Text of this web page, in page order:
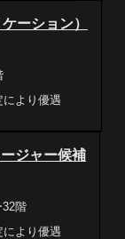
ーション）
より優遇
ジャー候補
階
より優遇